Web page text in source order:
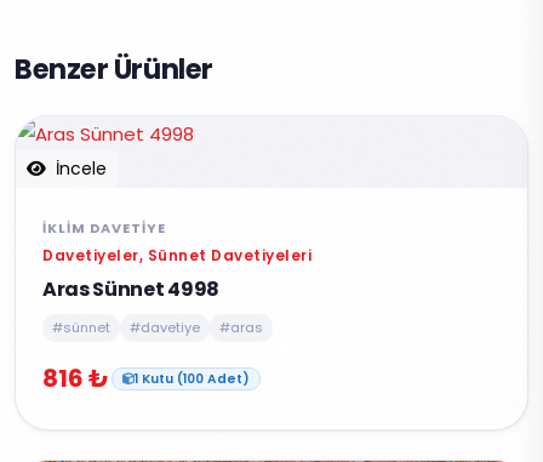
Benzer Ürünler
İncele
İKLIM DAVETIYE
Davetiyeler, Sünnet Davetiyeleri
Aras Sünnet 4998
#sünnet #davetiye #aras
816 ₺ 1 Kutu (100 Adet)